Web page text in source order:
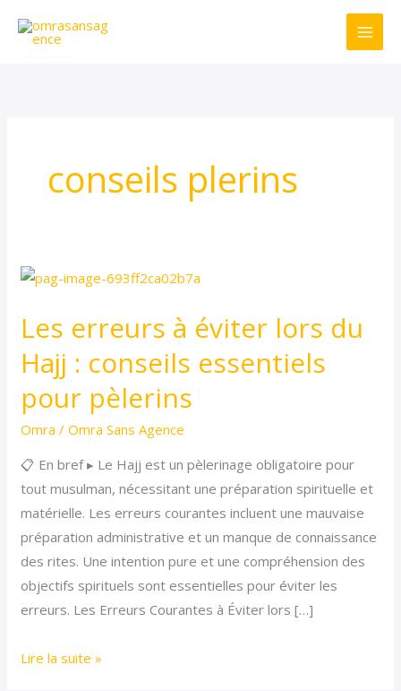
conseils plerins
Les erreurs à éviter lors du
Hajj : conseils essentiels
pour pèlerins
Omra /Omra Sans Agence
📋 En bref ▸ Le Hajj est un pèlerinage obligatoire pour
tout musulman, nécessitant une préparation spirituelle et
matérielle. Les erreurs courantes incluent une mauvaise
préparation administrative et un manque de connaissance
des rites. Une intention pure et une compréhension des
objectifs spirituels sont essentielles pour éviter les
erreurs. Les Erreurs Courantes à Éviter lors […]
Les
à
lors
du
conseils
essentiels
pour
pèlerins
Lire la suite »